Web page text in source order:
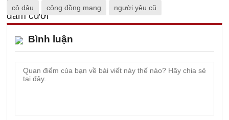
cô dâu cộng đồng mạng người yêu cũ
Bình luận